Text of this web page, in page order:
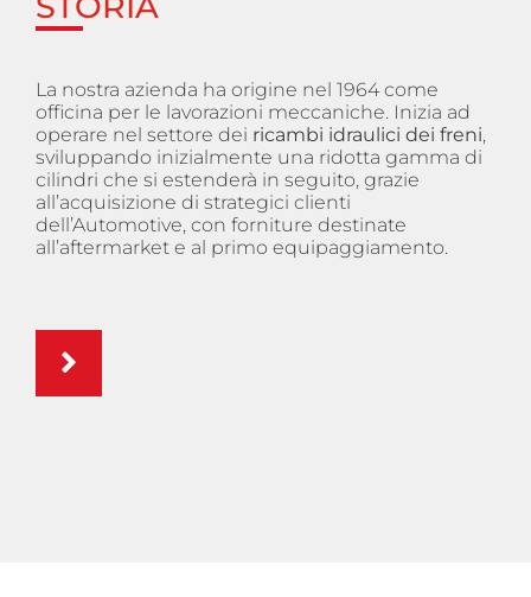
La nostra azienda ha origine nel 1964 come
officina per le lavorazioni meccaniche. Inizia ad
operare nel settore dei ricambi idraulici dei freni,
sviluppando inizialmente una ridotta gamma di
cilindri che si estenderà in seguito, grazie
all’acquisizione di strategici clienti
dell’Automotive, con forniture destinate
all’aftermarket e al primo equipaggiamento.